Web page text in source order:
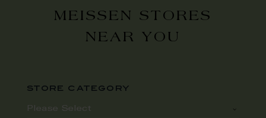
MEISSEN STORES
NEAR YOU
store category